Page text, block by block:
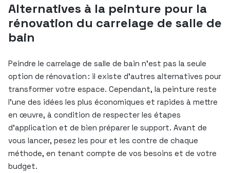
Alternatives à la peinture pour la
rénovation du carrelage de salle de
bain
Peindre le carrelage de salle de bain n’est pas la seule
option de rénovation : il existe d’autres alternatives pour
transformer votre espace. Cependant, la peinture reste
l’une des idées les plus économiques et rapides à mettre
en œuvre, à condition de respecter les étapes
d’application et de bien préparer le support. Avant de
vous lancer, pesez les pour et les contre de chaque
méthode, en tenant compte de vos besoins et de votre
budget.